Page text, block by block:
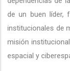
de un buen líder,
institucionales de
misión
espacial y